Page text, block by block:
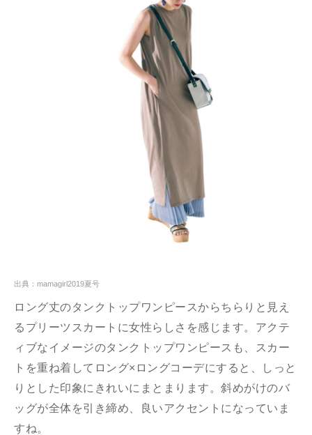
出典：mamagirl2019夏号
ロング丈のタンクトップワンピースからちらりと見え
るプリーツスカートに女性らしさを感じます。アクテ
ィブなイメージのタンクトップワンピースも、スカー
トを重ね着してロング×ロングコーデにすると、しっと
りとした印象にきれいにまとまります。斜めがけのバ
ッグが全体を引き締め、良いアクセントになっていま
すね。